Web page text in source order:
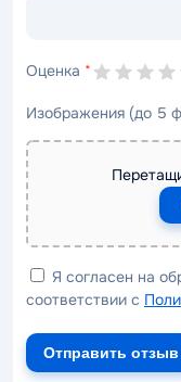
Оценка *
Изображения (до 5
Я согласен на
соответствии с
Отправить отзыв